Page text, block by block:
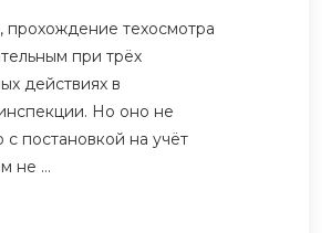
прохождение техосмотра
при трёх
действиях в
Но оно не
с постановкой на учёт
не …